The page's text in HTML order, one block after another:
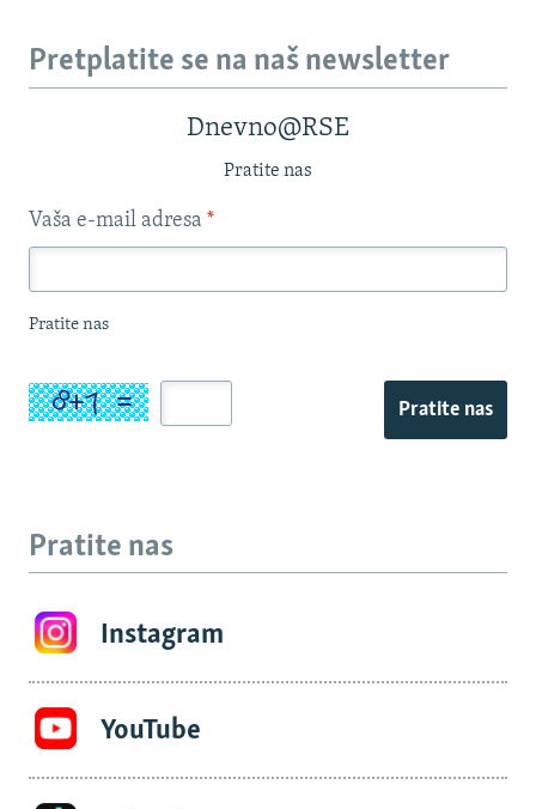
Pretplatite se na naš newsletter
Dnevno@RSE
Pratite nas
Vaša e-mail adresa *
Pratite nas
Pratite nas
Pratite nas
Instagram
YouTube